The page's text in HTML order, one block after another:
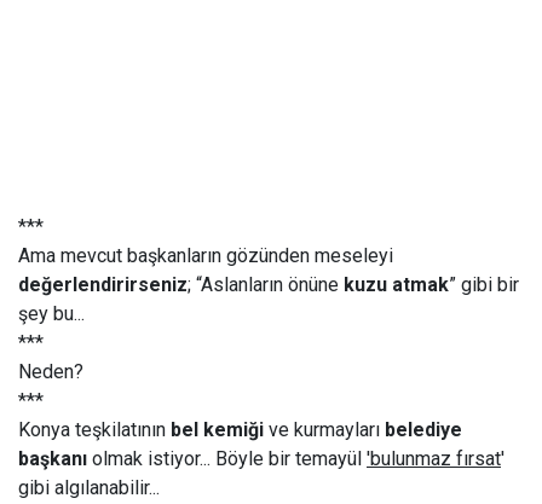
***
Ama mevcut başkanların gözünden meseleyi
değerlendirirseniz; “Aslanların önüne kuzu atmak” gibi bir
şey bu...
***
Neden?
***
Konya teşkilatının bel kemiği ve kurmayları belediye
başkanı olmak istiyor... Böyle bir temayül 'bulunmaz fırsat'
gibi algılanabilir...